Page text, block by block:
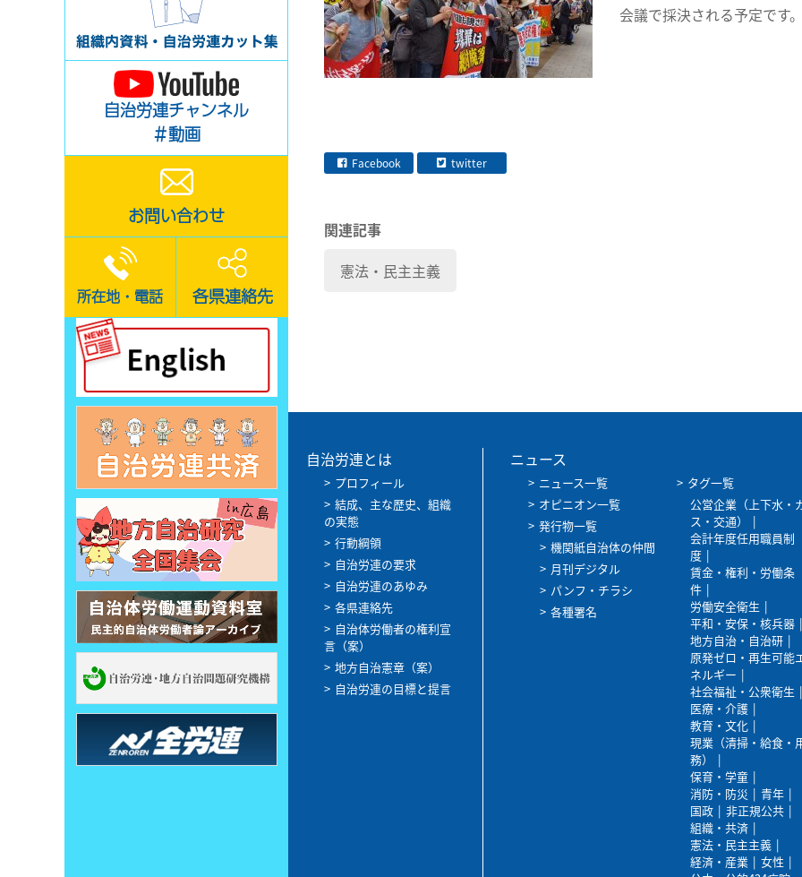
自治労連チャンネル
＃動画
お問い合わせ
所在地・電話 各県連絡先
会議で採決される予定です。
Facebook twitter
関連記事
憲法・民主主義
自治労連とは
プロフィール
結成、主な歴史、組織
の実態
行動綱領
自治労連の要求
自治労連のあゆみ
各県連絡先
自治体労働者の権利宣
言（案）
地方自治憲章（案）
自治労連の目標と提言
ニュース
ニュース一覧
オピニオン一覧
発行物一覧
機関紙自治体の仲間
月刊デジタル
パンフ・チラシ
各種署名
タグ一覧
公営企業（上下水・
ス・交通）
会計年度任用職員制
度
賃金・権利・労働条
件
労働安全衛生
平和・安保・核兵器
地方自治・自治研
原発ゼロ・再生可能
ネルギー
社会福祉・公衆衛生
医療・介護
教育・文化
現業（清掃・給食・
務）
保育・学童
消防・防災
青年
国政
非正規公共
組織・共済
憲法・民主主義
経済・産業
女性